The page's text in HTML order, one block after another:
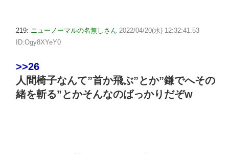
219: ニューノーマルの名無しさん 2022/04/20(水) 12:32:41.53
ID:Ogy8XYeY0
>>26
人間椅子なんて”首か飛ぶ”とか”鎌でへその
緒を斬る”とかそんなのばっかりだぞw